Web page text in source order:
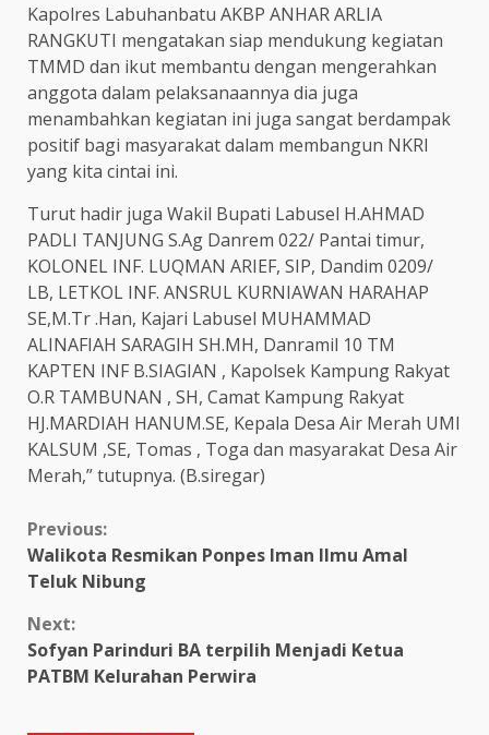
Kapolres Labuhanbatu AKBP ANHAR ARLIA
RANGKUTI mengatakan siap mendukung kegiatan
TMMD dan ikut membantu dengan mengerahkan
anggota dalam pelaksanaannya dia juga
menambahkan kegiatan ini juga sangat berdampak
positif bagi masyarakat dalam membangun NKRI
yang kita cintai ini.
Turut hadir juga Wakil Bupati Labusel H.AHMAD
PADLI TANJUNG S.Ag Danrem 022/ Pantai timur,
KOLONEL INF. LUQMAN ARIEF, SIP, Dandim 0209/
LB, LETKOL INF. ANSRUL KURNIAWAN HARAHAP
SE,M.Tr .Han, Kajari Labusel MUHAMMAD
ALINAFIAH SARAGIH SH.MH, Danramil 10 TM
KAPTEN INF B.SIAGIAN , Kapolsek Kampung Rakyat
O.R TAMBUNAN , SH, Camat Kampung Rakyat
HJ.MARDIAH HANUM.SE, Kepala Desa Air Merah UMI
KALSUM ,SE, Tomas , Toga dan masyarakat Desa Air
Merah,” tutupnya. (B.siregar)
Continue
Reading
Previous:
Walikota Resmikan Ponpes Iman Ilmu Amal
Teluk Nibung
Next:
Sofyan Parinduri BA terpilih Menjadi Ketua
PATBM Kelurahan Perwira